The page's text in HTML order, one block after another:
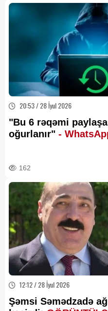
20:53 / 28 İyul 2026
"Bu 6 rəqəmi
oğurlanır" -
162
12:12 / 28 İyul 2026
Şəmsi Səmədzadə